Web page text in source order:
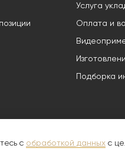
Услуга
Оплата и
Подборка
с обработкой данных с